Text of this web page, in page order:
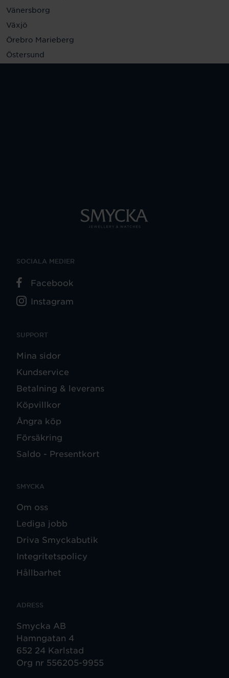
Vänersborg
Växjö
Örebro Marieberg
Östersund
SUPPORT
Mina sidor
Kundservice
Betalning & leverans
Köpvillkor
Ångra köp
Försäkring
Saldo - Presentkort
SMYCKA
Om oss
Lediga jobb
Driva Smyckabutik
Integritetspolicy
Hållbarhet
ADRESS
Smycka AB
Hamngatan 4
652 24 Karlstad
Org nr 556205-9955
SOCIALA MEDIER
Facebook
Instagram